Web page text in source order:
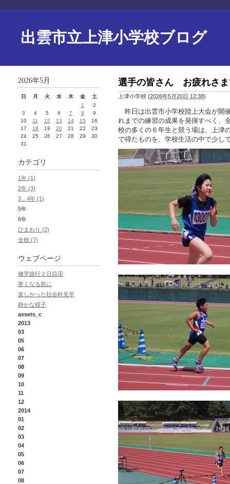
出雲市立上津小学校ブログ
選手の皆さん お疲れさま
上津小学校 (2026年5月20日 12:38)
昨日は出雲市小学校陸上大会が開
れまでの練習の成果を発揮すべく、
校の多くの６年生と競う場は、上津
で得たものを、学校生活の中で少し
2026年5月
日 月 火 水 木 金
土
1
2
3
4 5 6 7 8
9
10
11 12 13 14 15
16
17
18 19 20 21 22
23
24
25 26 27 28 29
30
31
カテゴリ
1年 (1)
2年 (3)
3，4年 (1)
5年
6年
ひまわり (2)
全校 (7)
ウェブページ
修学旅行２日目④
寒くなる前に
楽しかった社会科見学
静かな様子
assets_c
2013
03
05
06
07
08
09
10
11
12
2014
01
02
03
04
05
06
07
08